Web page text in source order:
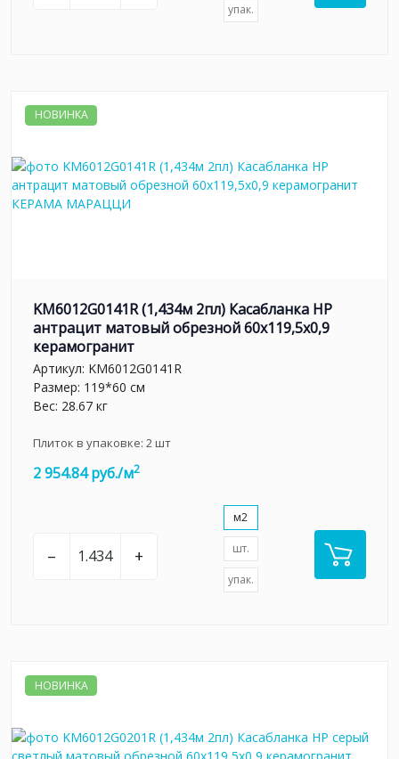
упак.
НОВИНКА
KM6012G0141R (1,434м 2пл) Касабланка HP
антрацит матовый обрезной 60x119,5x0,9
керамогранит
Артикул: KM6012G0141R
Размер: 119*60 см
Вес: 28.67 кг
Плиток в упаковке: 2шт
2 954.84 руб./м2
– +
м2
шт.
упак.
НОВИНКА